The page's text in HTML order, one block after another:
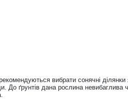
вибрати сонячні ділянки
До ґрунтів дана рослина